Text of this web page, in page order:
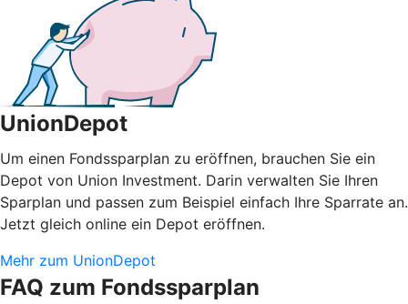
UnionDepot
Um einen Fondssparplan zu eröffnen, brauchen Sie ein
Depot von Union Investment. Darin verwalten Sie Ihren
Sparplan und passen zum Beispiel einfach Ihre Sparrate an.
Jetzt gleich online ein Depot eröffnen.
Mehr zum UnionDepot
FAQ zum Fondssparplan